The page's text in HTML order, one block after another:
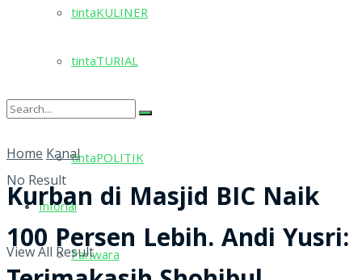
tintaKULINER
tintaTURIAL
tintaPOLITIK
Inforial
Pariwara
No Result
View All Result
Home Kanal
Kurban di Masjid BIC Naik
100 Persen Lebih. Andi Yusri: